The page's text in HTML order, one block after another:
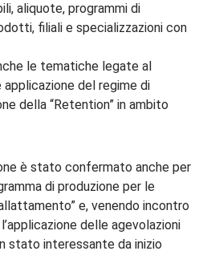
aliquote, programmi di
filiali e specializzazioni con
le tematiche legate al
del regime di
della “Retention” in ambito
è stato confermato anche per
di produzione per le
e, venendo incontro
delle agevolazioni
stato interessante da inizio